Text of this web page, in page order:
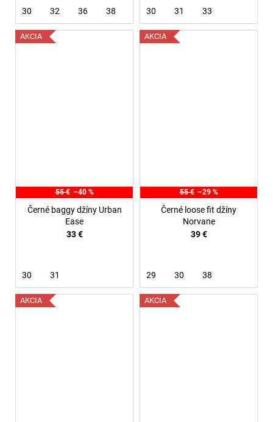
30 32 36 38 30 31 33
AKCIA
55 € –40 %
Černé baggy džíny Urban
Ease
33 €
30 31
AKCIA
55 € –29 %
Černé loose fit džíny
Norvane
39 €
29 30 38
AKCIA AKCIA